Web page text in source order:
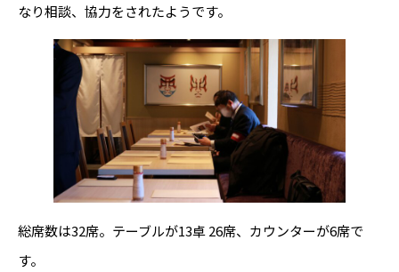
なり相談、協力をされたようです。
総席数は32席。テーブルが13卓 26席、カウンターが6席で
す。